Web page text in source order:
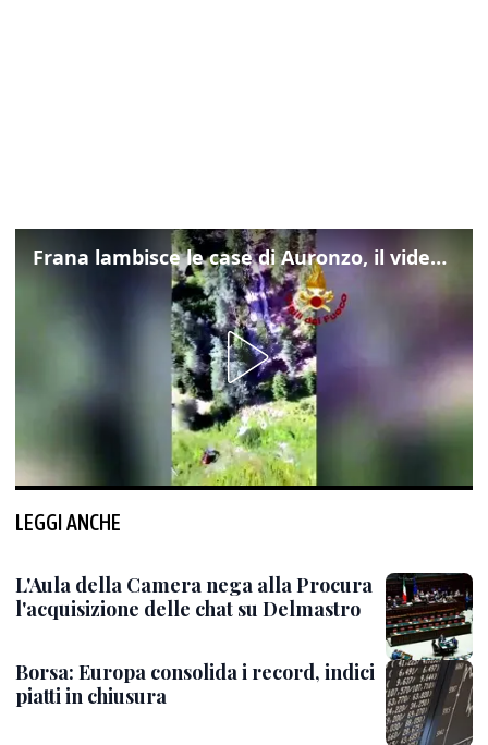
Frana lambisce le case di Auronzo, il video dall'elicottero dei vigili del fuoco
LEGGI ANCHE
L'Aula della Camera nega alla Procura
l'acquisizione delle chat su Delmastro
Borsa: Europa consolida i record, indici
piatti in chiusura